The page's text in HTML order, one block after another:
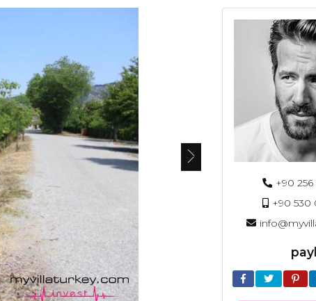
+90 256
+90 530